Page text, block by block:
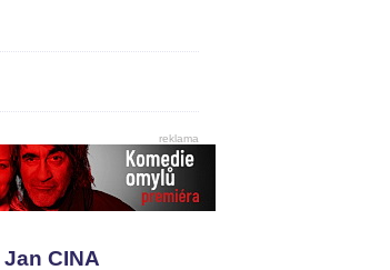
reklama
Jan CINA